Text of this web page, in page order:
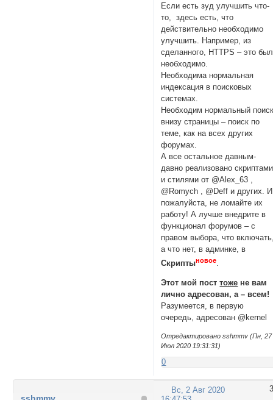
Если есть зуд улучшить что-
то, здесь есть, что
действительно необходимо
улучшить. Например, из
сделанного, HTTPS – это
необходимо.
Необходима нормальная
индексация в поисковых
системах.
Необходим нормальный
внизу страницы – поиск по
теме, как на всех других
форумах.
А все остальное давным-
давно реализовано скриптами
и стилями от @Alex_63 ,
@Romych , @Deff и других.
пожалуйста, не ломайте их
работу! А лучше внедрите в
функционал форумов – с
правом выбора, что
а что нет, в админке, в
Скриптыновое.
Этот мой посттоже не вам
лично адресован, а – всем!
Разумеется, в первую
очередь, адресован @kernel
Отредактировано sshmmv (Пн, 27
Июл 2020 19:31:31)
0
3
Вс, 2 Авг 2020